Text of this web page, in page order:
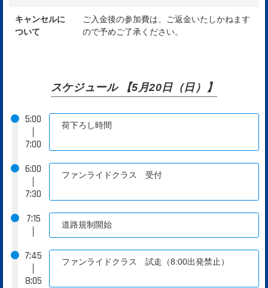
キャンセルに
ついて
ご入金後の参加費は、ご返金いたしかねます
ので予めご了承ください。
スケジュール 【5月20日（日）】
5:00
｜
7:00
荷下ろし時間
6:00
｜
7:30
ファンライドクラス 受付
7:15
｜
道路規制開始
7:45
｜
8:05
ファンライドクラス 試走（8:00出発禁止）